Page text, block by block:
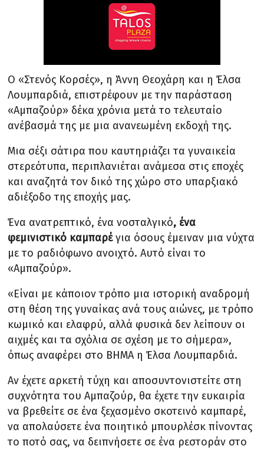
O «Στενός Κορσές», η Άννη Θεοχάρη και η Έλσα
Λουμπαρδιά, επιστρέφουν με την παράσταση
«Αμπαζούρ» δέκα χρόνια μετά το τελευταίο
ανέβασμά της με μια ανανεωμένη εκδοχή της.
Μια σέξι σάτιρα που καυτηριάζει τα γυναικεία
στερεότυπα, περιπλανιέται ανάμεσα στις εποχές
και αναζητά τον δικό της χώρο στο υπαρξιακό
αδιέξοδο της εποχής μας.
Ένα ανατρεπτικό, ένα νοσταλγικό, ένα
φεμινιστικό καμπαρέγια όσους έμειναν μια νύχτα
με το ραδιόφωνο ανοιχτό. Αυτό είναι το
«Αμπαζούρ».
«Είναι με κάποιον τρόπο μια ιστορική αναδρομή
στη θέση της γυναίκας ανά τους αιώνες, με τρόπο
κωμικό και ελαφρύ, αλλά φυσικά δεν λείπουν οι
αιχμές και τα σχόλια σε σχέση με το σήμερα»,
όπως αναφέρει στο ΒΗΜΑ η Έλσα Λουμπαρδιά.
Αν έχετε αρκετή τύχη και αποσυντονιστείτε στη
συχνότητα του Αμπαζούρ, θα έχετε την ευκαιρία
να βρεθείτε σε ένα ξεχασμένο σκοτεινό καμπαρέ,
να απολαύσετε ένα ποιητικό μπουρλέσκ πίνοντας
το ποτό σας, να δειπνήσετε σε ένα ρεστοράν στο